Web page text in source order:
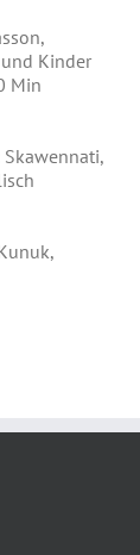
Kinder
Min